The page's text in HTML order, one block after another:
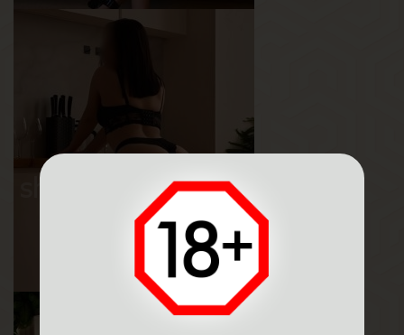
Виктория
Возраст 29
Рост
175 см
64 кг
Грудь